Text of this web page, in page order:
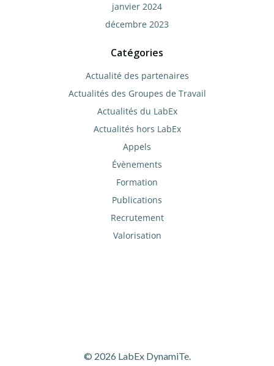
janvier 2024
décembre 2023
Catégories
Actualité des partenaires
Actualités des Groupes de Travail
Actualités du LabEx
Actualités hors LabEx
Appels
Évènements
Formation
Publications
Recrutement
Valorisation
© 2026 LabEx DynamiTe.